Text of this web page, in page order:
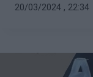
20/03/2024 , 22:34